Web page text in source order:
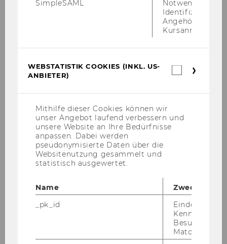
Fahrzeuge über 2,10m Höhe, zum Be- und
Entladen.
Befahr Vorschriften.
Vor­ga­ben beim Be­fah­ren des Cam­pus WU
Ladehof
Radweg
SimpleSAML
Notwendig zur
Identifizierung
Angehörige/r für
Kursanmeldung.
WEBSTATISTIK COOKIES (INKL. US-
ANBIETER)
Mithilfe dieser Cookies können wir
unser Angebot laufend verbessern und
unsere Website an Ihre Bedürfnisse
anpassen. Dabei werden
pseudonymisierte Daten über die
Websitenutzung gesammelt und
statistisch ausgewertet.
Name
Zweck
_pk_id
Eindeutige
Besuchers
Matomo.